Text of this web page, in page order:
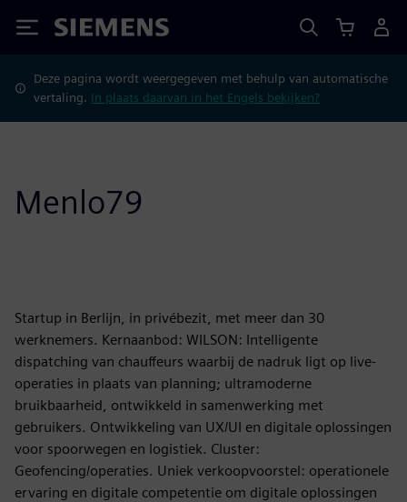
Siemens
Deze pagina wordt weergegeven met behulp van automatische
vertaling. In plaats daarvan in het Engels bekijken?
Menlo79
Startup in Berlijn, in privébezit, met meer dan 30
werknemers. Kernaanbod: WILSON: Intelligente
dispatching van chauffeurs waarbij de nadruk ligt op live-
operaties in plaats van planning; ultramoderne
bruikbaarheid, ontwikkeld in samenwerking met
gebruikers. Ontwikkeling van UX/UI en digitale oplossingen
voor spoorwegen en logistiek. Cluster:
Geofencing/operaties. Uniek verkoopvoorstel: operationele
ervaring en digitale competentie om digitale oplossingen